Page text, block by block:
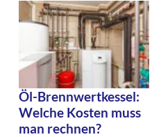
Öl-Brennwertkessel:
Welche Kosten muss
man rechnen?